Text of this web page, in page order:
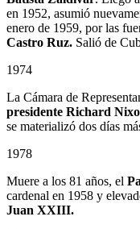
en 1952, asumió
enero de 1959, por las
Castro Ruz. Salió de
1974
La Cámara de
presidente Richard
se materializó dos días
1978
Muere a los 81 años, el
cardenal en 1958 y
Juan XXIII.